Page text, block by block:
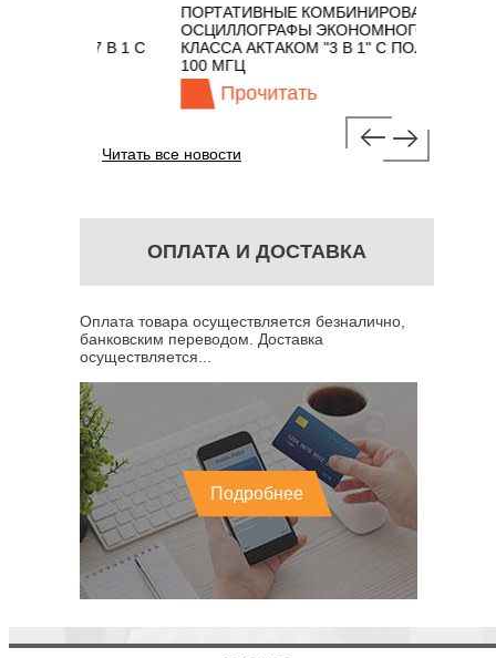
ПОРТАТИВНЫЕ КОМБИНИРОВАННЫЕ
ОСЦИЛЛОГРАФЫ ЭКОНОМНОГО
КЛАССА АКТАКОМ "3 В 1" С ПОЛОСОЙ
100 МГЦ
Прочитать
Читать все новости
ОПЛАТА И ДОСТАВКА
Оплата товара осуществляется безналично,
банковским переводом. Доставка
осуществляется...
Подробнее